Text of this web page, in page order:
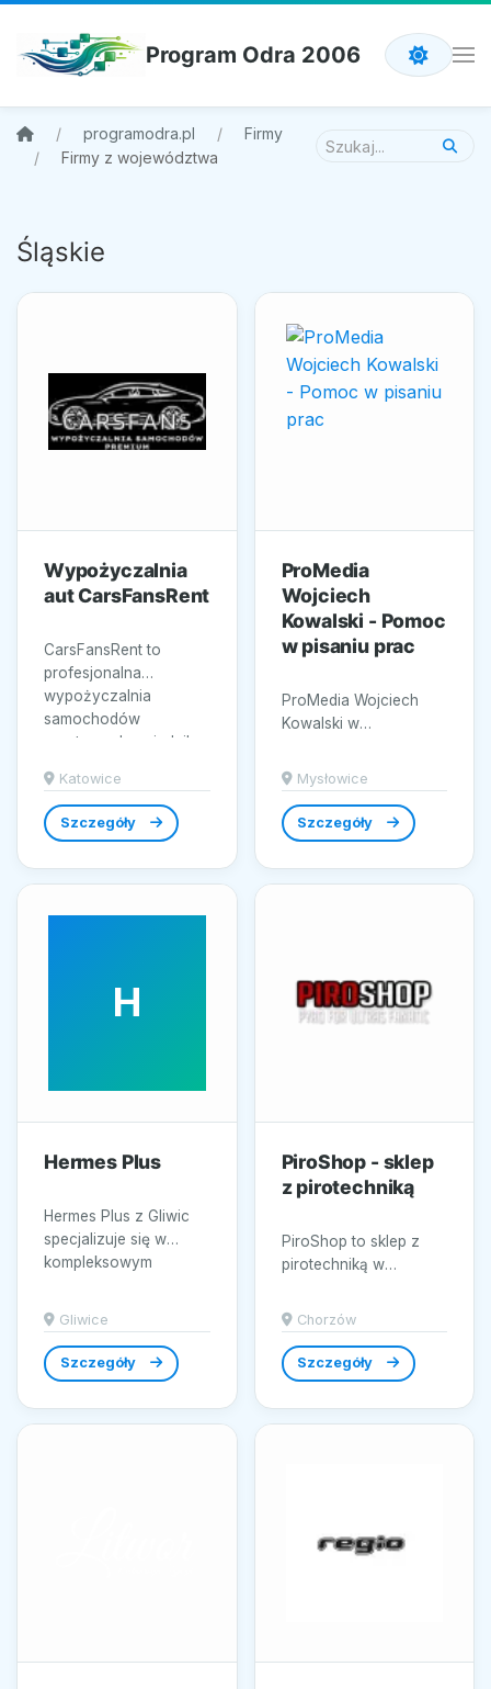
Program Odra 2006
programodra.pl
Firmy
Firmy z województwa
Śląskie
Wypożyczalnia
aut CarsFansRent
CarsFansRent to
profesjonalna
wypożyczalnia
samochodów
sportowych z siedzibą
stworzona z...
Katowice
Szczegóły
ProMedia
Wojciech
Kowalski - Pomoc
w pisaniu prac
ProMedia Wojciech
Kowalski w
wsparcie w pisaniu
prac akademickich w
obszarze...
Mysłowice
Szczegóły
H
Hermes Plus
Hermes Plus z Gliwic
specjalizuje się w
kompleksowym
zasilania...
Gliwice
Szczegóły
PiroShop - sklep
z pirotechniką
PiroShop to sklep z
pirotechniką w
nastawiony na
dostarczanie
produktów i
materiałów...
Chorzów
Szczegóły